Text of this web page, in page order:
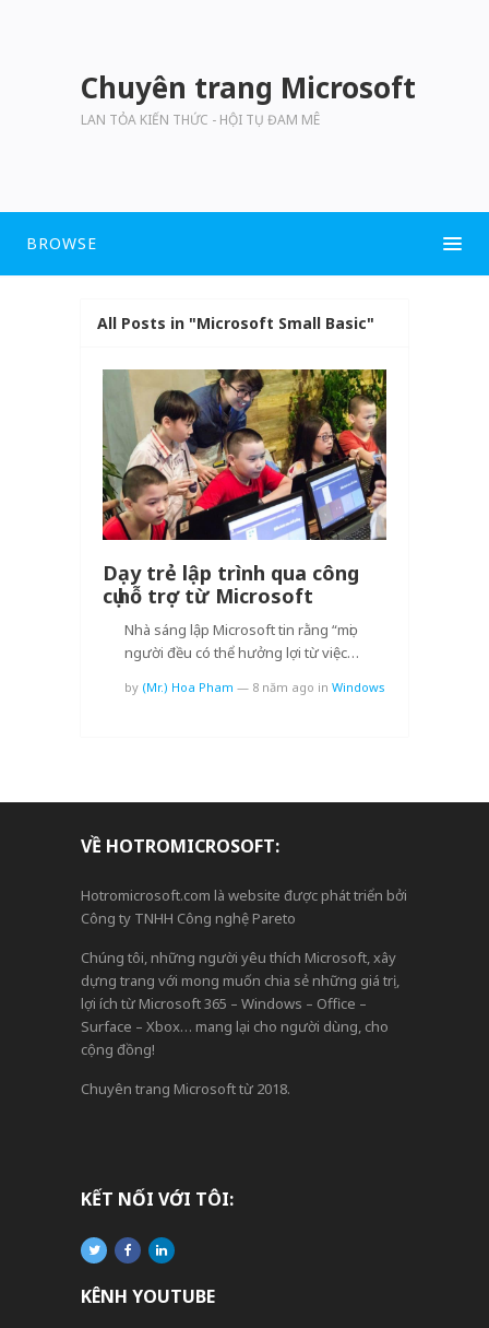
Chuyên trang Microsoft
LAN TỎA KIẾN THỨC - HỘI TỤ ĐAM MÊ
BROWSE
All Posts in "Microsoft Small Basic"
Dạy trẻ lập trình qua công
cụ hỗ trợ từ Microsoft
Nhà sáng lập Microsoft tin rằng “mọi
người đều có thể hưởng lợi từ việc…
by (Mr.) Hoa Pham — 8 năm ago in Windows
VỀ HOTROMICROSOFT:
Hotromicrosoft.com là website được phát triển bởi
Công ty TNHH Công nghệ Pareto
Chúng tôi, những người yêu thích Microsoft, xây
dựng trang với mong muốn chia sẻ những giá trị,
lợi ích từ Microsoft 365 – Windows – Office –
Surface – Xbox… mang lại cho người dùng, cho
cộng đồng!
Chuyên trang Microsoft từ 2018.
KẾT NỐI VỚI TÔI:
KÊNH YOUTUBE